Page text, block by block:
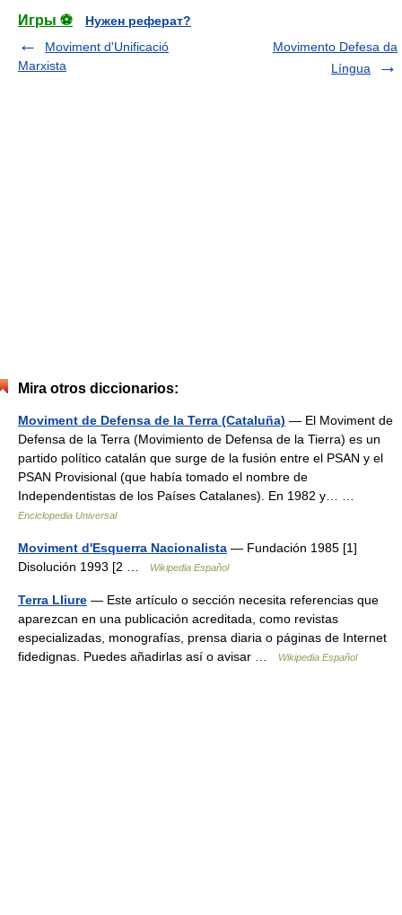
Игры ⚽
Нужен реферат?
Moviment d'Unificació
Marxista
Movimento Defesa da
Língua
Mira otros diccionarios:
Moviment de Defensa de la Terra (Cataluña) — El Moviment de
Defensa de la Terra (Movimiento de Defensa de la Tierra) es un
partido político catalán que surge de la fusión entre el PSAN y el
PSAN Provisional (que había tomado el nombre de
Independentistas de los Países Catalanes). En 1982 y… …
Enciclopedia Universal
Moviment d'Esquerra Nacionalista — Fundación 1985 [1]
Disolución 1993 [2 …
Wikipedia Español
Terra Lliure — Este artículo o sección necesita referencias que
aparezcan en una publicación acreditada, como revistas
especializadas, monografías, prensa diaria o páginas de Internet
fidedignas. Puedes añadirlas así o avisar …
Wikipedia Español